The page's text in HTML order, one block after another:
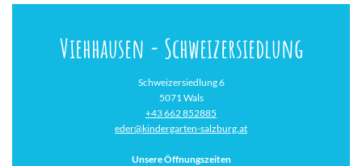
Viehhausen - Schweizersiedlung
Schweizersiedlung 6
5071 Wals
+43 662 852885
eder@kindergarten-salzburg.at
Unsere Öffnungszeiten